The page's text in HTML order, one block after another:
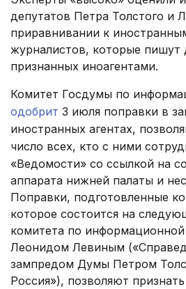
депутатов Петра Толстого и
приравнивании к
журналистов, которые
признанных иноагентами.
Комитет Госдумы по
одобрит 3 июля поправки в
иностранных агентах,
число всех, кто с ними
«Ведомости» со ссылкой на
аппарата нижней палаты и
Поправки, подготовленные
которое состоится на
комитета по информационной
Леонидом Левиным
зампредом Думы Петром
Россия»), позволяют